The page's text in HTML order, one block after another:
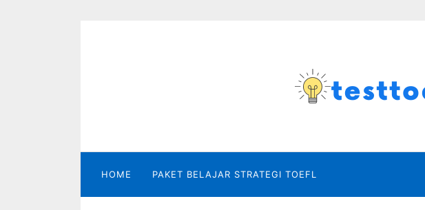
HOME PAKET BELAJAR STRATEGI TOEFL